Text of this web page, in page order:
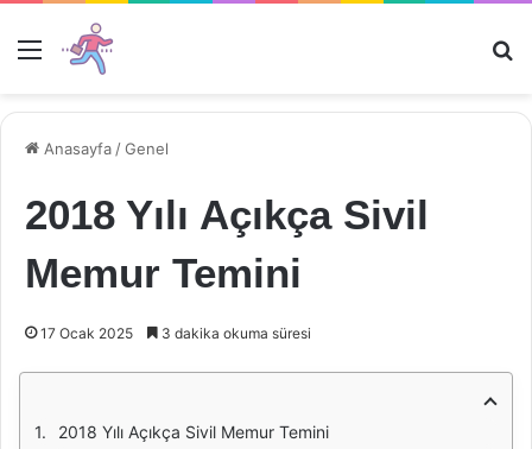
Menü
Anasayfa /Genel
2018 Yılı Açıkça Sivil
Memur Temini
17 Ocak 2025 3 dakika okuma süresi
2018 Yılı Açıkça Sivil Memur Temini